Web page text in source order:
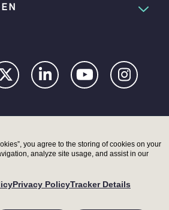
you agree to the storing of cookies on your
analyze site usage, and assist in our
Privacy PolicyTracker Details
DIGITALEN